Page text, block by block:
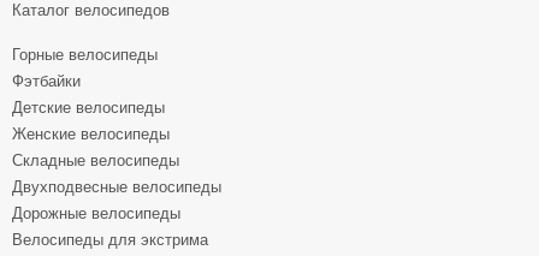
Каталог велосипедов
Горные велосипеды
Фэтбайки
Детские велосипеды
Женские велосипеды
Складные велосипеды
Двухподвесные велосипеды
Дорожные велосипеды
Велосипеды для экстрима